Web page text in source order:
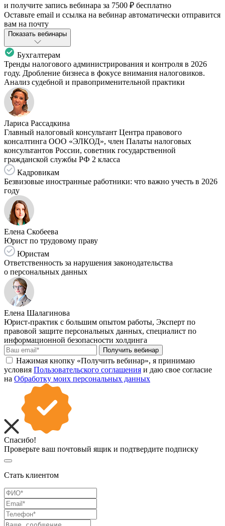
и получите запись вебинара за 7500 ₽ бесплатно
Оставьте email и ссылка на вебинар автоматически отправится
вам на почту
Показать вебинары
Бухгалтерам
Тренды налогового администрирования и контроля в 2026
году. Дробление бизнеса в фокусе внимания налоговиков.
Анализ судебной и правоприменительной практики
Лариса Рассадкина
Главный налоговый консультант Центра правового
консалтинга ООО «ЭЛКОД», член Палаты налоговых
консультантов России, советник государственной
гражданской службы РФ 2 класса
Кадровикам
Безвизовые иностранные работники: что важно учесть в 2026
году
Елена Скобеева
Юрист по трудовому праву
Юристам
Ответственность за нарушения законодательства
о персональных данных
Елена Шалагинова
Юрист-практик с большим опытом работы, Эксперт по
правовой защите персональных данных, специалист по
информационной безопасности холдинга
Получить вебинар
Нажимая кнопку «Получить вебинар», я принимаю
условия Пользовательского соглашения и даю свое согласие
на Обработку моих персональных данных
Спасибо!
Проверьте ваш почтовый ящик и подтвердите подписку
Стать клиентом